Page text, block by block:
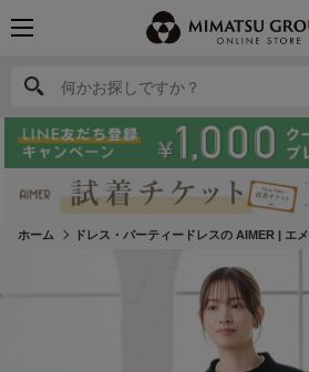
何かお探しですか？
何かお探しですか？
ホーム ドレス・パーティードレスの AIMER | エメ